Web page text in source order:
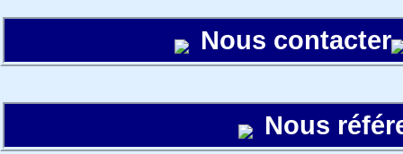
Nous contacter
Nous